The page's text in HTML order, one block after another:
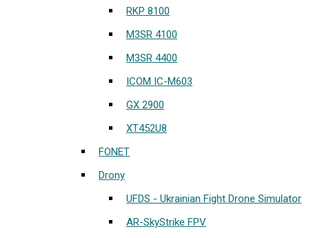
RKP 8100
M3SR 4100
M3SR 4400
ICOM IC-M603
GX 2900
XT452U8
FONET
Drony
UFDS - Ukrainian Fight Drone Simulator
AR-SkyStrike FPV